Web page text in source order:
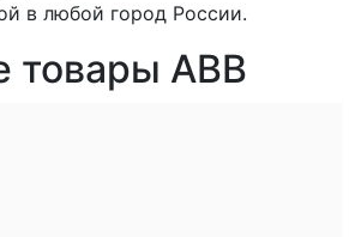
в любой город России.
товары ABB